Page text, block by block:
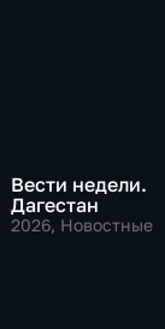
Вести недели.
Дагестан
2026, Новостные